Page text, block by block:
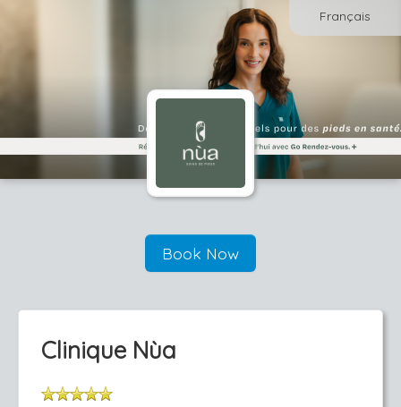
Français
Book Now
Clinique Nùa